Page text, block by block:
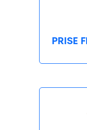
PRISE